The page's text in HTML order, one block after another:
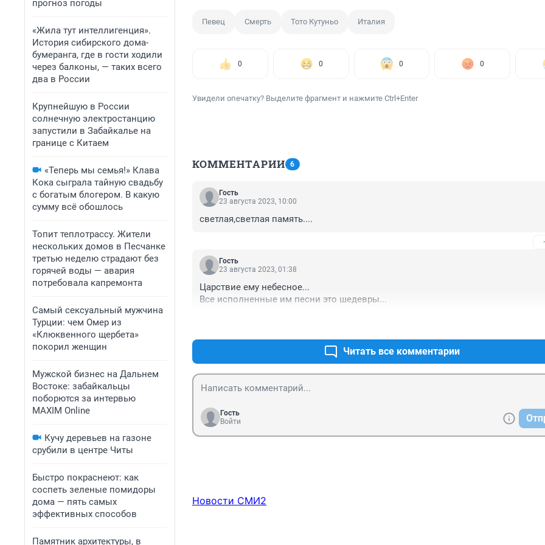
прогноз погоды
«Жила тут интеллигенция».
История сибирского дома-
бумеранга, где в гости ходили
через балконы, — таких всего
два в России
Крупнейшую в России
солнечную электростанцию
запустили в Забайкалье на
границе с Китаем
«Теперь мы семья!» Клава
Кока сыграла тайную свадьбу
с богатым блогером. В какую
сумму всё обошлось
Топит теплотрассу. Жители
нескольких домов в Песчанке
третью неделю страдают без
горячей воды — авария
потребовала капремонта
Самый сексуальный мужчина
Турции: чем Омер из
«Клюквенного щербета»
покорил женщин
Мужской бизнес на Дальнем
Востоке: забайкальцы
поборются за интервью
MAXIM Online
Кучу деревьев на газоне
срубили в центре Читы
Быстро покраснеют: как
соспеть зеленые помидоры
дома — пять самых
эффективных способов
Памятник архитектуры, в
Певец Смерть Тото Кутуньо Италия
0 0 0 0
Увидели опечатку? Выделите фрагмент и нажмите Ctrl+Enter
КОММЕНТАРИИ 6
Гость
23 августа 2023, 10:00
светлая,светлая память....
Гость
23 августа 2023, 01:38
Царствие ему небесное...
Все исполненные им песни это шедевры...
Читать все комментарии
Гость
Войти
Новости СМИ2